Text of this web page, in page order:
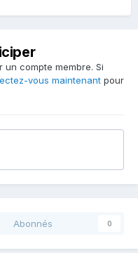
compte membre. Si
vous maintenant pour
Abonnés 0